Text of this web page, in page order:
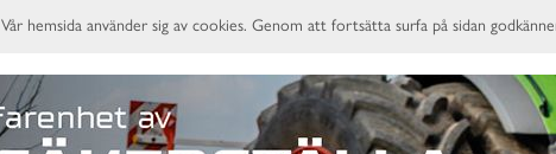
Vår hemsida använder sig av cookies. Genom att fortsätta surfa på sidan